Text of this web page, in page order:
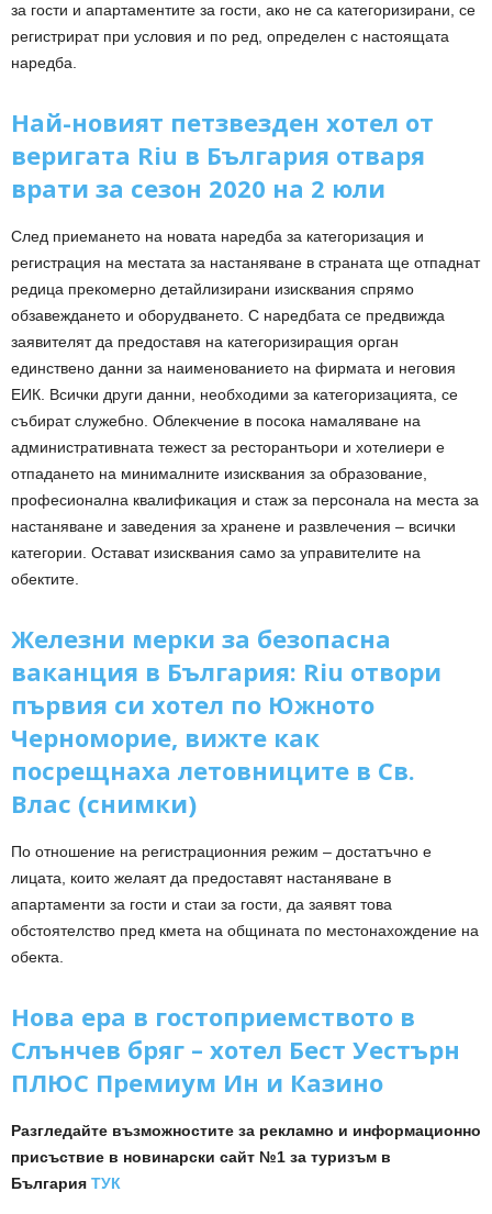
за гости и апартаментите за гости, ако не са категоризирани, се
регистрират при условия и по ред, определен с настоящата
наредба.
Най-новият петзвезден хотел от
веригата Riu в България отваря
врати за сезон 2020 на 2 юли
След приемането на новата наредба за категоризация и
регистрация на местата за настаняване в страната ще отпаднат
редица прекомерно детайлизирани изисквания спрямо
обзавеждането и оборудването. С наредбата се предвижда
заявителят да предоставя на категоризиращия орган
единствено данни за наименованието на фирмата и неговия
ЕИК. Всички други данни, необходими за категоризацията, се
събират служебно. Облекчение в посока намаляване на
административната тежест за ресторантьори и хотелиери е
отпадането на минималните изисквания за образование,
професионална квалификация и стаж за персонала на места за
настаняване и заведения за хранене и развлечения – всички
категории. Остават изисквания само за управителите на
обектите.
Железни мерки за безопасна
ваканция в България: Riu отвори
първия си хотел по Южното
Черноморие, вижте как
посрещнаха летовниците в Св.
Влас (снимки)
По отношение на регистрационния режим – достатъчно е
лицата, които желаят да предоставят настаняване в
апартаменти за гости и стаи за гости, да заявят това
обстоятелство пред кмета на общината по местонахождение на
обекта.
Нова ера в гостоприемството в
Слънчев бряг – хотел Бест Уестърн
ПЛЮС Премиум Ин и Казино
Разгледайте възможностите за рекламно и информационно
присъствие в новинарски сайт №1 за туризъм в
България ТУК